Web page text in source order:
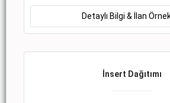
Detaylı Bilgi & İlan
İnsert Dağıtımı